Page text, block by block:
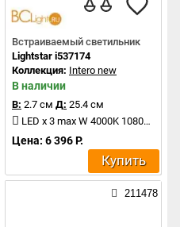
Встраиваемый светильник
Lightstar i537174
Коллекция: Intero new
В наличии
В: 2.7 см Д: 25.4 см
LED x 3 max W 4000K 1080Lm
Цена: 6 396 Р.
Купить
211478